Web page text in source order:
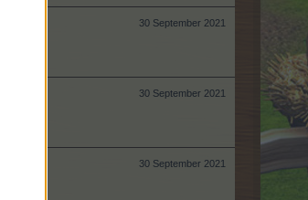
30 September 2021
30 September 2021
30 September 2021